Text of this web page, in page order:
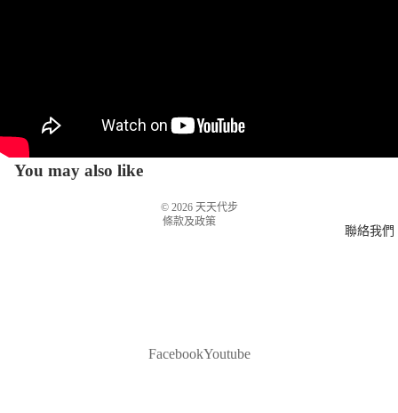
名人首選
聯絡我們
You may also like
© 2026 天天代步
條款及政策
退款政策
FacebookYoutube